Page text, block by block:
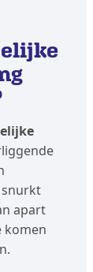
apart
komen